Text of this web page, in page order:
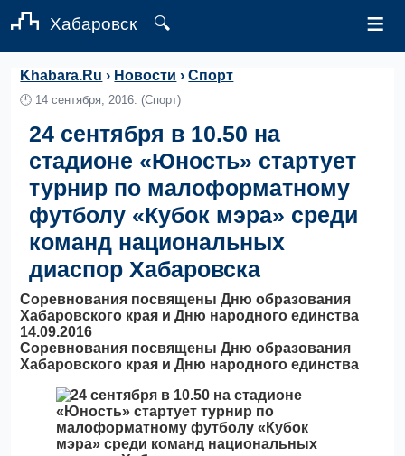
Хабаровск 🔍 ≡
Khabara.Ru › Новости ›Спорт
🕛 14 сентября, 2016. (Спорт)
24 сентября в 10.50 на
стадионе «Юность» стартует
турнир по малоформатному
футболу «Кубок мэра» среди
команд национальных
диаспор Хабаровска
Соревнования посвящены Дню образования
Хабаровского края и Дню народного единства
14.09.2016
Соревнования посвящены Дню образования
Хабаровского края и Дню народного единства